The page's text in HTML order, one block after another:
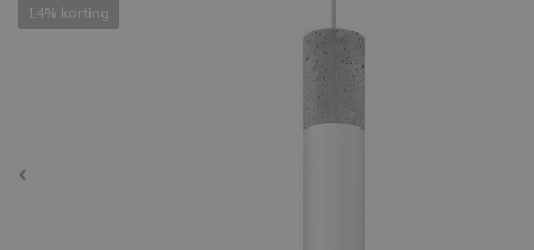
14% korting